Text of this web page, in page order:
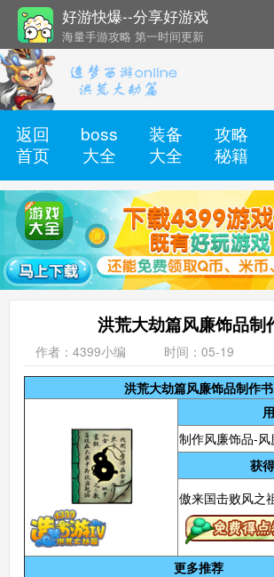
好游快爆--分享好游戏
海量手游攻略 第一时间更新
还有几十款实用辅助工具
返回
首页
boss
大全
装备
大全
攻略
秘籍
洪荒大劫篇风廉饰品制
作者：4399小编 时间：05-19
洪荒大劫篇风廉饰品制作书
制作风廉饰品-风
获
傲来国击败风之
更多推荐